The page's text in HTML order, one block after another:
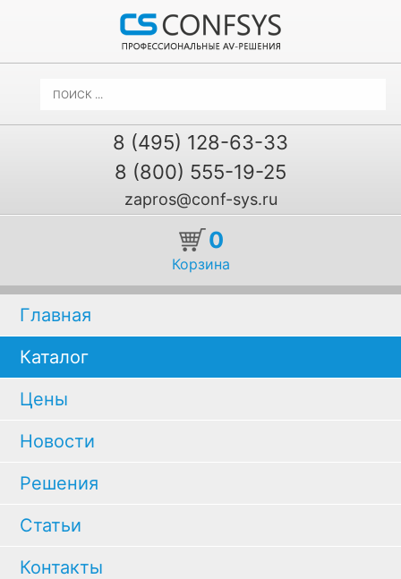
8 (495) 128-63-33
8 (800) 555-19-25
zapros@conf-sys.ru
0
Корзина
Главная
Каталог
Цены
Новости
Решения
Статьи
Контакты